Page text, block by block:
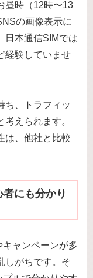
昼時（12時〜13
の画像表示に
日本通信SIMでは
経験していませ
ち、トラフィッ
えられます。
は、他社と比較
にも分かり
ャンペーンが多
しがちです。そ